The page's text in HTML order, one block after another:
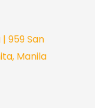
959 San
Manila